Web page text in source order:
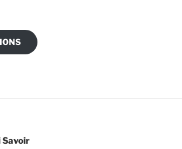
Savoir